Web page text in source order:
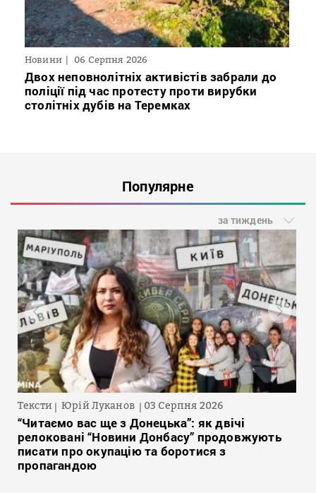
Новини 06 Серпня 2026
Двох неповнолітніх активістів забрали до
поліції під час протесту проти вирубки
столітніх дубів на Теремках
Популярне
за тиждень
Тексти Юрій Луканов 03 Серпня 2026
“Читаємо вас ще з Донецька”: як двічі
релоковані “Новини Донбасу” продовжують
писати про окупацію та боротися з
пропагандою